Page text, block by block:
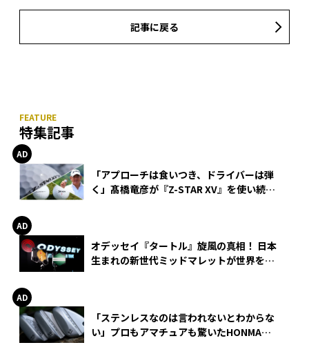
記事に戻る
特集記事
「アプローチは食いつき、ドライバーは弾
く」髙橋竜彦が『Z-STAR XV』を使い続け
オデッセイ『タートル』旋風の真相！ 日本
生まれの新世代ミッドマレットが世界を席
「ステンレスなのは言われないとわからな
い」プロもアマチュアも驚いたHONMA